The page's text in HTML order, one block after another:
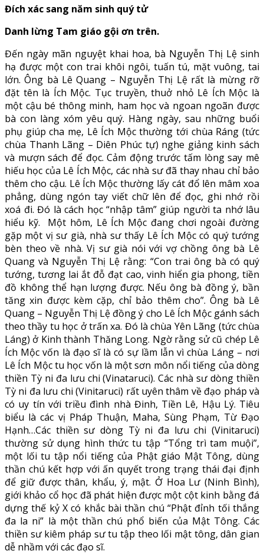
Đích xác sang năm sinh quý tử
Danh lừng Tam giáo gội ơn trên.
Đến ngày mãn nguyệt khai hoa, bà Nguyễn Thị Lệ sinh
hạ được một con trai khôi ngôi, tuấn tú, mặt vuông, tai
lớn. Ông bà Lê Quang – Nguyễn Thị Lệ rất là mừng rỡ
đặt tên là Ích Mộc. Tục truyền, thuở nhỏ Lê Ích Mộc là
một cậu bé thông minh, ham học và ngoan ngoãn được
bà con làng xóm yêu quý. Hàng ngày, sau những buổi
phụ giúp cha mẹ, Lê Ích Mộc thường tới chùa Ráng (tức
chùa Thanh Lãng – Diên Phúc tự) nghe giảng kinh sách
và mượn sách để đọc. Cảm động trước tấm lòng say mê
hiếu học của Lê Ích Mộc, các nhà sư đã thay nhau chỉ bảo
thêm cho cậu. Lê Ích Mộc thường lấy cát đổ lên mâm xoa
phẳng, dùng ngón tay viết chữ lên để đọc, ghi nhớ rồi
xoá đi. Đó là cách học “nhập tâm” giúp người ta nhớ lâu
hiểu kỹ. Một hôm, Lê Ích Mộc đang chơi ngoài đường
gặp một vị sư già, nhà sư thấy Lê Ích Mộc có quý tướng
bèn theo về nhà. Vị sư già nói với vợ chồng ông bà Lê
Quang và Nguyễn Thị Lệ rằng: “Con trai ông bà có quý
tướng, tương lai ắt đỗ đạt cao, vinh hiển gia phong, tiền
đồ không thể hạn lượng được. Nếu ông bà đồng ý, bần
tăng xin được kèm cặp, chỉ bảo thêm cho”. Ông bà Lê
Quang – Nguyễn Thị Lệ đồng ý cho Lê Ích Mộc gánh sách
theo thầy tu học ở trấn xa. Đó là chùa Yên Lãng (tức chùa
Láng) ở Kinh thành Thăng Long. Ngờ rằng sử cũ chép Lê
Ích Mộc vốn là đạo sĩ là có sự lầm lẫn vì chùa Láng – nơi
Lê Ích Mộc tu học vốn là một sơn môn nổi tiếng của dòng
thiền Tỳ ni đa lưu chi (Vinataruci). Các nhà sư dòng thiền
Tỳ ni đa lưu chi (Vinitaruci) rất uyên thâm về đạo pháp và
có uy tín với triều đình nhà Đinh, Tiền Lê, Hậu Lý. Tiêu
biểu là các vị Pháp Thuận, Maha, Sùng Phạm, Từ Đạo
Hạnh…Các thiền sư dòng Tỳ ni đa lưu chi (Vinitaruci)
thường sử dụng hình thức tu tập “Tổng trì tam muội”,
một lối tu tập nổi tiếng của Phật giáo Mật Tông, dùng
thần chú kết hợp với ấn quyết trong trạng thái đại định
để giữ được thân, khẩu, ý, mật. Ở Hoa Lư (Ninh Bình),
giới khảo cổ học đã phát hiện được một cột kinh bằng đá
dựng thế kỷ X có khắc bài thần chú “Phật đỉnh tối thắng
đa la ni” là một thần chú phổ biến của Mật Tông. Các
thiền sư kiêm pháp sư tu tập theo lối mật tông, dân gian
dễ nhầm với các đạo sĩ.